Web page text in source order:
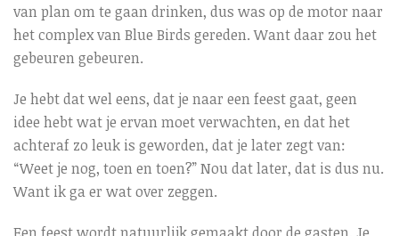
van plan om te gaan drinken, dus was op de motor naar
het complex van Blue Birds gereden. Want daar zou het
gebeuren gebeuren.
Je hebt dat wel eens, dat je naar een feest gaat, geen
idee hebt wat je ervan moet verwachten, en dat het
achteraf zo leuk is geworden, dat je later zegt van:
“Weet je nog, toen en toen?” Nou dat later, dat is dus nu.
Want ik ga er wat over zeggen.
Een feest wordt natuurlijk gemaakt door de gasten. Je